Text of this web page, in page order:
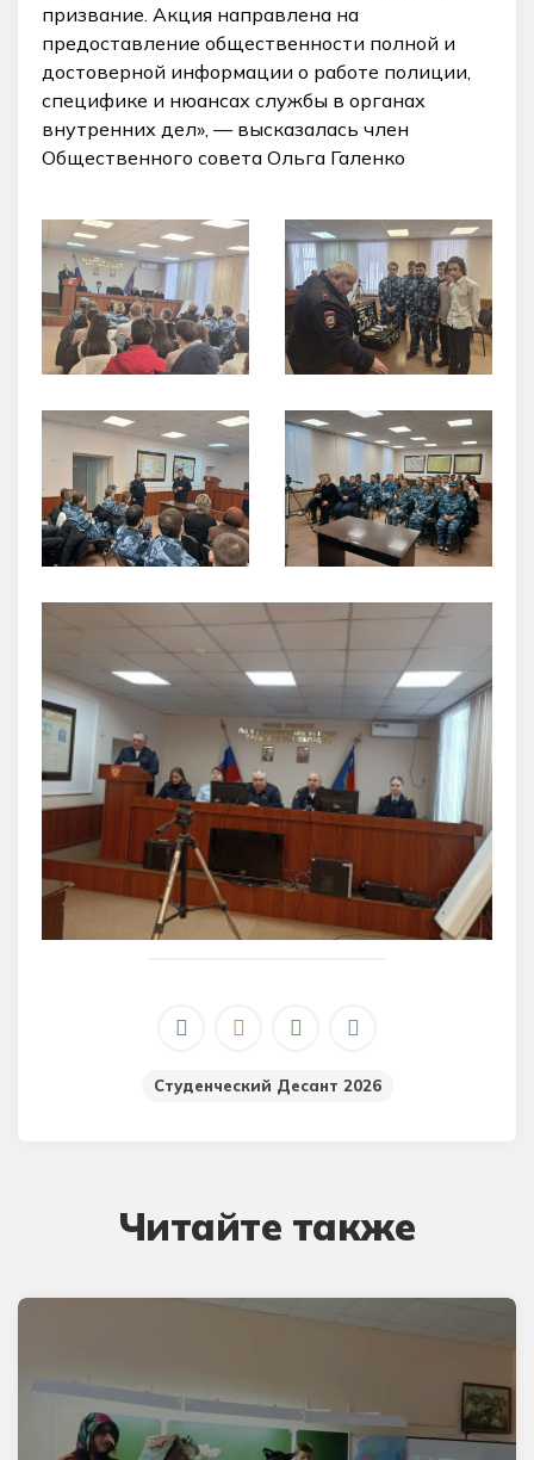
призвание. Акция направлена на
предоставление общественности полной и
достоверной информации о работе полиции,
специфике и нюансах службы в органах
внутренних дел», — высказалась член
Общественного совета Ольга Галенко
Студенческий Десант 2026
Читайте также